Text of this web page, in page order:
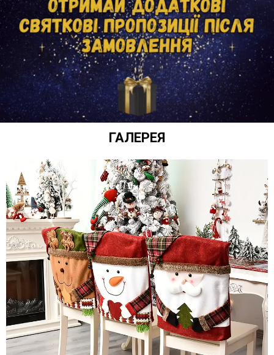
ГАЛЕРЕЯ